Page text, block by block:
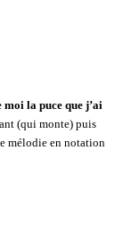
la puce que j’ai
(qui monte) puis
mélodie en notation